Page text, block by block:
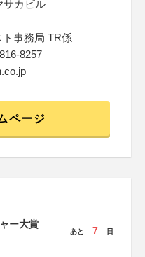
サカビル
ト事務局 TR係
8257
ページ
ー大賞
あと 7 日